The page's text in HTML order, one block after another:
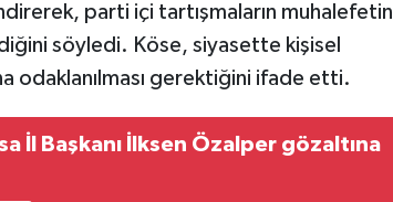
parti içi tartışmaların muhalefetin
söyledi. Köse, siyasette kişisel
odaklanılması gerektiğini ifade etti.
İl Başkanı İlksen Özalper gözaltına